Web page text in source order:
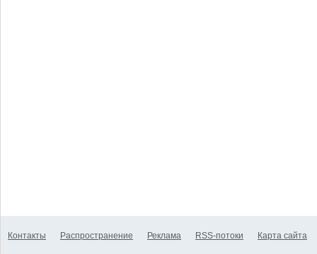
Контакты Распространение Реклама RSS-потоки Карта сайта